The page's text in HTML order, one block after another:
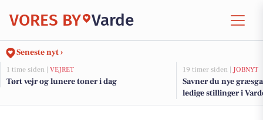
VORES BY Varde
Seneste nyt ›
1 time siden | VEJRET
Tørt vejr og lunere toner i dag
19 timer siden | JOBNYT
Savner du nye
ledige stillinger i